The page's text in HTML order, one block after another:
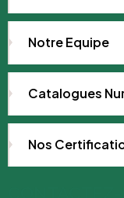
Notre Equipe
Catalogues
Nos